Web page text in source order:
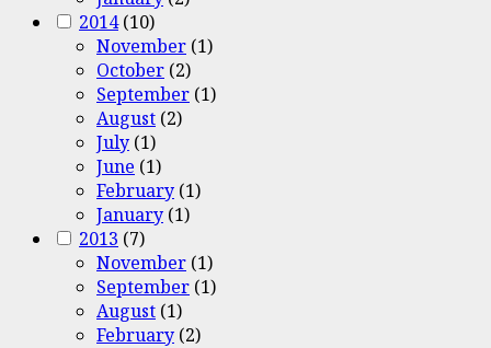
2014(10)
November (1)
October (2)
September (1)
August (2)
July (1)
June (1)
February (1)
January (1)
2013 (7)
November (1)
September (1)
August (1)
February (2)